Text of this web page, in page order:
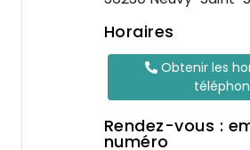
Horaires
Obtenir les
Rendez-vous :
numéro